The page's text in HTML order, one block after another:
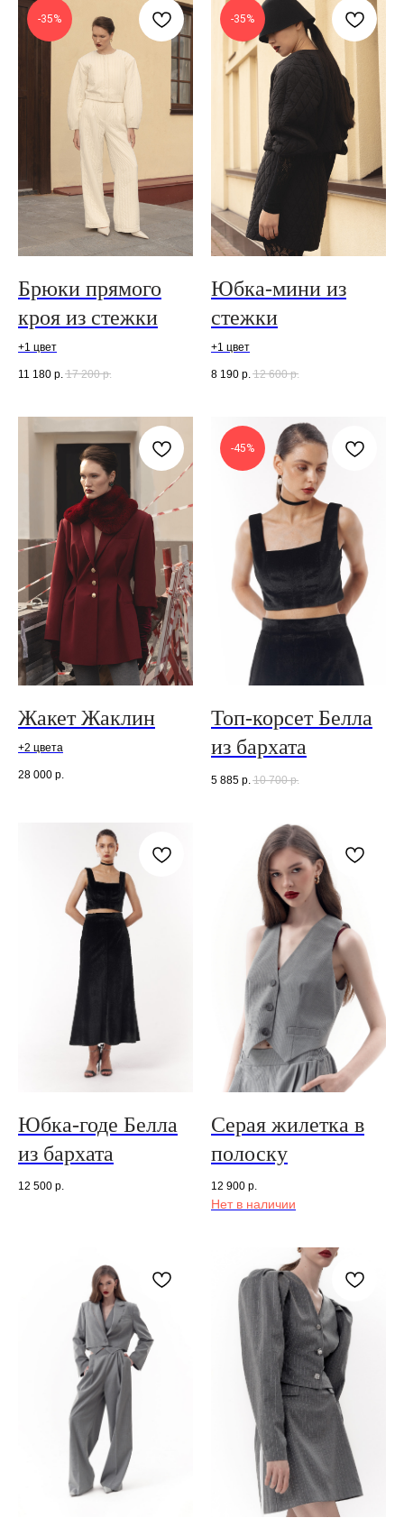
-35%
Брюки прямого
кроя из стежки
+1 цвет
11 180 р. 17 200 р.
-35%
Юбка-мини из
стежки
+1 цвет
8 190 р. 12 600 р.
Жакет Жаклин
+2 цвета
28 000 р.
-45%
Топ-корсет Белла
из бархата
5 885 р. 10 700 р.
Юбка-годе Белла
из бархата
12 500 р.
Серая жилетка в
полоску
12 900 р.
Нет в наличии